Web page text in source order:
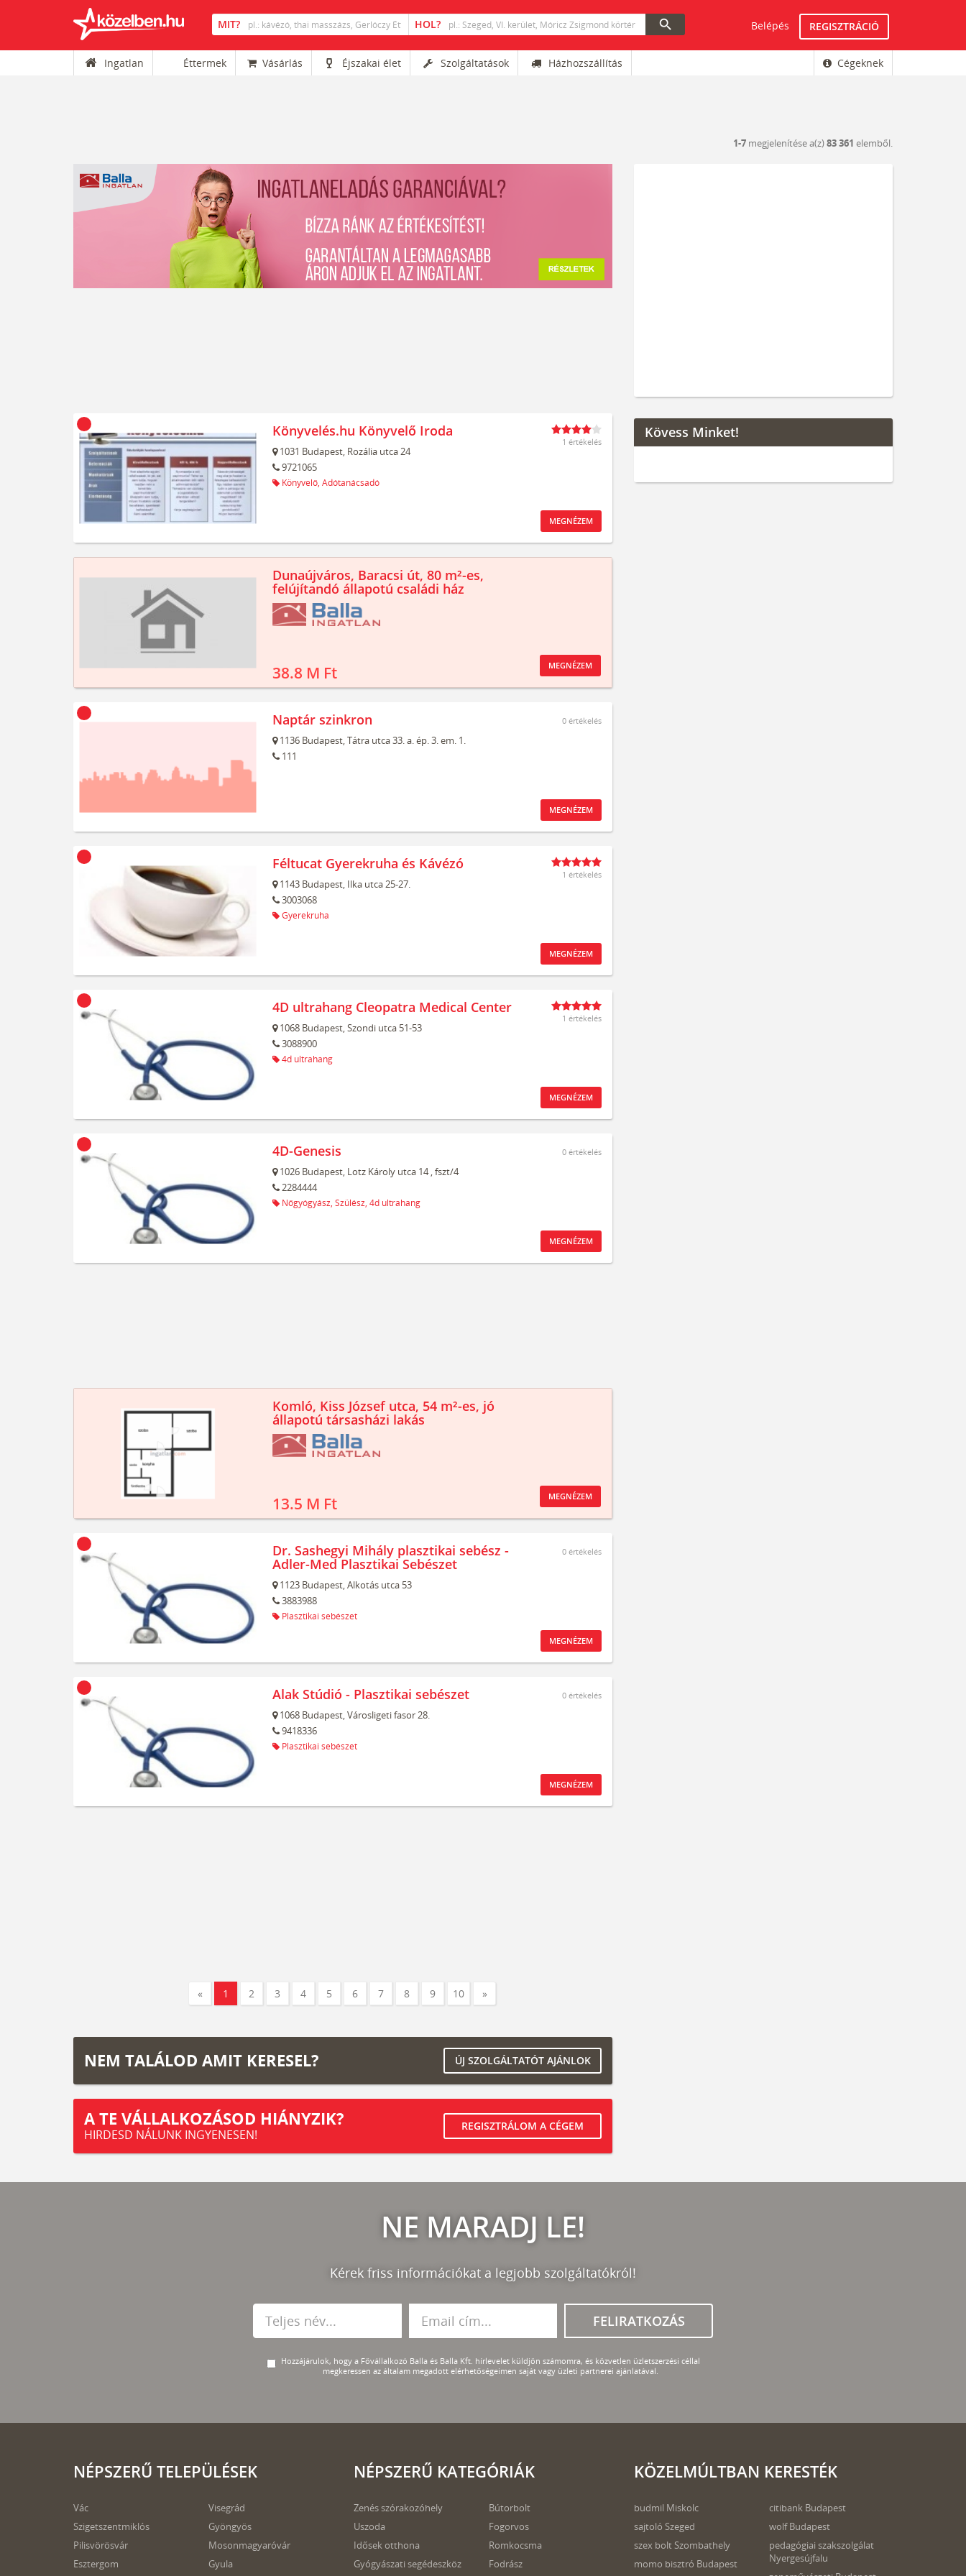
search Belépés REGISZTRÁCIÓ
Ingatlan Éttermek Vásárlás Éjszakai élet Szolgáltatások Házhozszállítás Cégeknek
1-7 megjelenítése a(z)83 361 elemből.
Könyvelés.hu Könyvelő Iroda
1031 Budapest, Rozália utca 24
9721065
Könyvelő, Adótanácsadó
1 értékelés
MEGNÉZEM
Dunaújváros, Baracsi út, 80 m²-es,
felújítandó állapotú családi ház
38.8 M Ft MEGNÉZEM
Naptár szinkron
1136 Budapest,Tátra utca 33. a. ép. 3. em. 1.
111
0 értékelés
MEGNÉZEM
Féltucat Gyerekruha és Kávézó
1143 Budapest, Ilka utca 25-27.
3003068
Gyerekruha
1 értékelés
MEGNÉZEM
4D ultrahang Cleopatra Medical Center
1068 Budapest,Szondi utca 51-53
3088900
4d ultrahang
1 értékelés
MEGNÉZEM
4D-Genesis
1026 Budapest, Lotz Károly utca 14, fszt/4
2284444
Nőgyógyász, Szülész, 4d ultrahang
0 értékelés
MEGNÉZEM
Komló, Kiss József utca, 54 m²-es, jó
állapotú társasházi lakás
13.5 M Ft MEGNÉZEM
Dr. Sashegyi Mihály plasztikai sebész -
Adler-Med Plasztikai Sebészet
1123 Budapest,Alkotás utca 53
3883988
Plasztikai sebészet
0 értékelés
MEGNÉZEM
Alak Stúdió - Plasztikai sebészet
1068 Budapest,Városligeti fasor 28.
9418336
Plasztikai sebészet
0 értékelés
MEGNÉZEM
« 1 2 3 4 5 6 7 8 9 10 »
NEM TALÁLOD AMIT KERESEL? ÚJ SZOLGÁLTATÓT AJÁNLOK
A TE VÁLLALKOZÁSOD HIÁNYZIK?
HIRDESD NÁLUNK INGYENESEN!
REGISZTRÁLOM A CÉGEM
Kövess Minket!
NE MARADJ LE!
Kérek friss információkat a legjobb szolgáltatókról!
FELIRATKOZÁS
Hozzájárulok, hogy a Fővállalkozó Balla és Balla Kft. hírlevelet küldjön számomra, és közvetlen üzletszerzési céllal
megkeressen az általam megadott elérhetőségeimen saját vagy üzleti partnerei ajánlatával.
NÉPSZERŰ TELEPÜLÉSEK
Vác
Szigetszentmiklós
Pilisvörösvár
Esztergom
Visegrád
Gyöngyös
Mosonmagyaróvár
Gyula
NÉPSZERŰ KATEGÓRIÁK
Zenés szórakozóhely
Uszoda
Idősek otthona
Gyógyászati segédeszköz
Bútorbolt
Fogorvos
Romkocsma
Fodrász
KÖZELMÚLTBAN KERESTÉK
budmil Miskolc
sajtoló Szeged
szex bolt Szombathely
momo bisztró Budapest
citibank Budapest
wolf Budapest
pedagógiai szakszolgálat
Nyergesújfalu